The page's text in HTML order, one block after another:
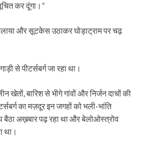
कर दूंगा।”
और सूटकेस उठाकर घोड़ाट्राम पर चढ़
से पीटर्सबर्ग जा रहा था।
खेतों, बारिश से भीगे गांवों और निर्जन दाचों की
का मज़दूर इन जगहों को भली-भांति
बैठा अख़बार पढ़ रहा था और बेलोओस्त्रोव
था।